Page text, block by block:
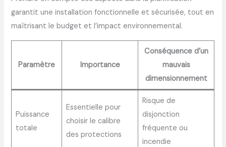
garantit une installation fonctionnelle et sécurisée, tout en
maîtrisant le budget et l’impact environnemental.
Paramètre Importance
Conséquence d’un
mauvais
dimensionnement
Puissance
totale
Essentielle pour
choisir le calibre
des protections
Risque de
disjonction
fréquente ou
incendie